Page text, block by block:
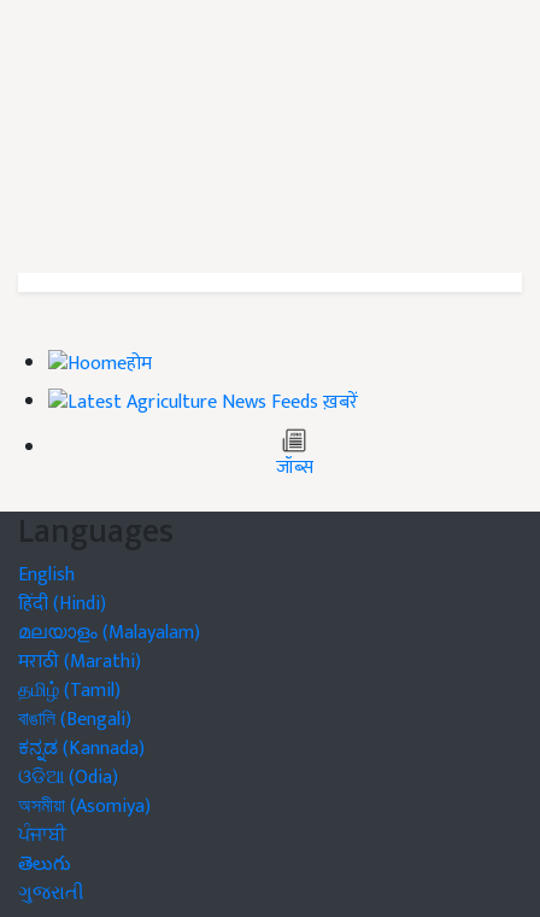
होम
ख़बरें
जॉब्स
Languages
English
हिंदी (Hindi)
മലയാളം (Malayalam)
मराठी (Marathi)
தமிழ் (Tamil)
বাঙালি (Bengali)
ಕನ್ನಡ (Kannada)
ଓଡିଆ (Odia)
অসমীয়া (Asomiya)
ਪੰਜਾਬੀ
తెలుగు
ગુજરાતી